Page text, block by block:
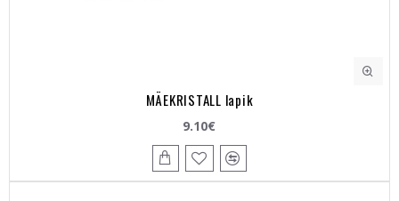
MÄEKRISTALL lapik
9.10€